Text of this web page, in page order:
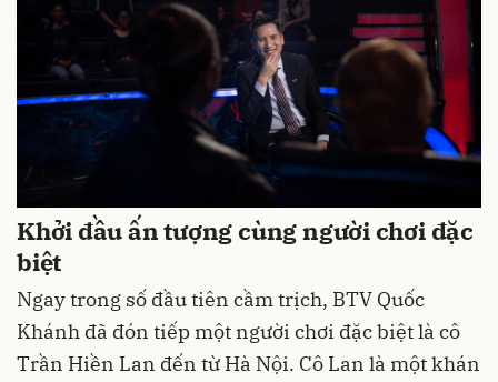
Khởi đầu ấn tượng cùng người chơi đặc
biệt
Ngay trong số đầu tiên cầm trịch, BTV Quốc
Khánh đã đón tiếp một người chơi đặc biệt là cô
Trần Hiền Lan đến từ Hà Nội. Cô Lan là một khán